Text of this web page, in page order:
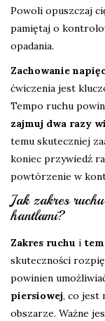
Powoli opuszczaj
pamiętaj o
opadania.
Zachowanie
ćwiczenia jest
Tempo ruchu
zajmuj dwa razy
temu skuteczniej
koniec przywiedź
powtórzenie w
Jak zakres
hantlami?
Zakres ruchu i
skuteczności
powinien
piersiowej, co jest
obszarze. Ważne